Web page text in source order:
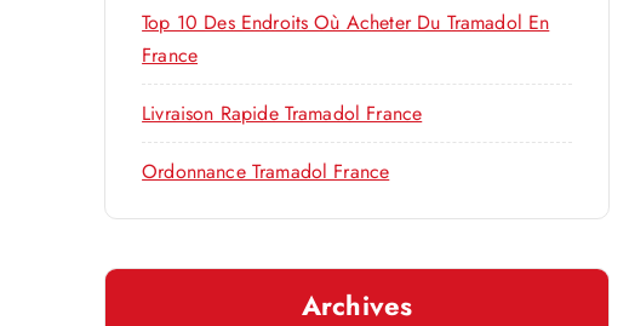
:
Top 10 Des Endroits Où Acheter Du Tramadol En
France
Livraison Rapide Tramadol France
Ordonnance Tramadol France
Archives